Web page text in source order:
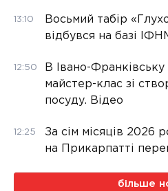
13:10
Восьмий табір
відбувся на базі
12:50
В Івано-Франківську
майстер-клас зі
посуду. Відео
12:25
За сім місяців 2026
на Прикарпатті
більше